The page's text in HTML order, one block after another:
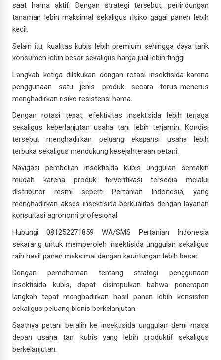
saat hama aktif. Dengan strategi tersebut, perlindungan
tanaman lebih maksimal sekaligus risiko gagal panen lebih
kecil.
Selain itu, kualitas kubis lebih premium sehingga daya tarik
konsumen lebih besar sekaligus harga jual lebih tinggi.
Langkah ketiga dilakukan dengan rotasi insektisida karena
penggunaan satu jenis produk secara terus-menerus
menghadirkan risiko resistensi hama.
Dengan rotasi tepat, efektivitas insektisida lebih terjaga
sekaligus keberlanjutan usaha tani lebih terjamin. Kondisi
tersebut menghadirkan peluang ekspansi usaha lebih
terbuka sekaligus mendukung kesejahteraan petani.
Navigasi pembelian insektisida kubis unggulan semakin
mudah karena produk terverifikasi tersedia melalui
distributor resmi seperti Pertanian Indonesia, yang
menghadirkan akses insektisida berkualitas dengan layanan
konsultasi agronomi profesional.
Hubungi 081252271859 WA/SMS Pertanian Indonesia
sekarang untuk memperoleh insektisida unggulan sekaligus
raih hasil panen maksimal dengan keuntungan lebih besar.
Dengan pemahaman tentang strategi penggunaan
insektisida kubis, dapat disimpulkan bahwa penerapan
langkah tepat menghadirkan hasil panen lebih konsisten
sekaligus peluang bisnis berkelanjutan.
Saatnya petani beralih ke insektisida unggulan demi masa
depan usaha tani kubis yang lebih produktif sekaligus
berkelanjutan.